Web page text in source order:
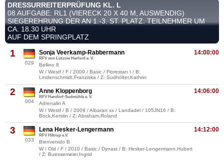
DRESSURREITERPRÜFUNG KL. L
08 AUFGABE: RL1 (VIERECK 20 X 40 M, AUSWENDIG)
SIEGEREHRUNG DER AN 1.-3. ST. PLATZ. TEILNEHMER UM
CA. 18.30 UHR
AUF DEM SPRINGPLATZ
1
029
14:00:00
Sonja Veerkamp-Rabbermann
RFV von Lützow Herford e. V.
Bellino 8
W / Westf / F / 2009 / Basic / Florestan I / B:
Lindenschmidt,Franziska / Z: Sudhölter,Kathrin
2
004
14:06:00
Anne Kloppenborg
RFV Handorf-Sudmühle e. V.
Adrenalin A
W / Westf / B / 2009 / Albaran xx / Landadel / 105JN16 / B:
Bock,Kerstin / Z: Abraham,Roland
3
033
14:12:00
Lena Hesker-Lengermann
RFV Hiltrup e.V.
Bienvenido B
W / Old / F / 2010 / Basic / Dynast / B: Hesker-Lengermann,Hubert
/ Z: Buessemeier,Ingrid